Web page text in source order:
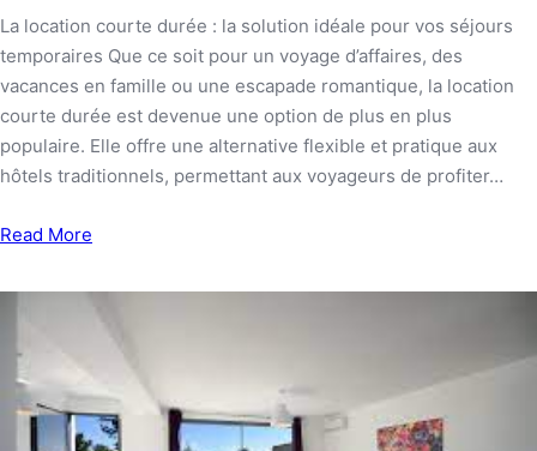
La location courte durée : la solution idéale pour vos séjours
temporaires Que ce soit pour un voyage d’affaires, des
vacances en famille ou une escapade romantique, la location
courte durée est devenue une option de plus en plus
populaire. Elle offre une alternative flexible et pratique aux
hôtels traditionnels, permettant aux voyageurs de profiter…
Read More